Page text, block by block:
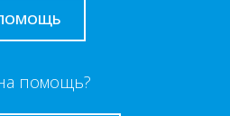
помощь?